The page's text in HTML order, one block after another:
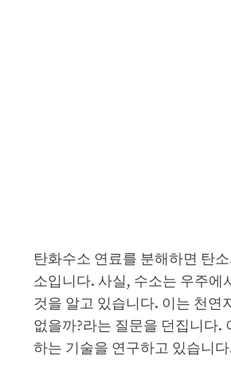
탄화수소 연료를 분해하면 탄
소입니다. 사실, 수소는 우주에
것을 알고 있습니다. 이는 천연
없을까?라는 질문을 던집니다.
하는 기술을 연구하고 있습니